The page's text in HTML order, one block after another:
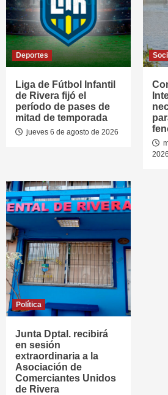
Deportes
Liga de Fútbol Infantil
de Rivera fijó el
período de pases de
mitad de temporada
jueves 6 de agosto de 2026
2026
Política
Junta Dptal. recibirá
en sesión
extraordinaria a la
Asociación de
Comerciantes Unidos
de Rivera